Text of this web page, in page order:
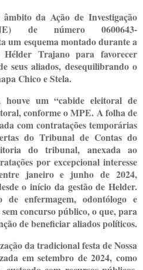
da Ação de Investigação
de número 0600643-
um esquema montado durante a
Hélder Trajano para favorecer
seus aliados, desequilibrando o
Chico e Stela.
um “cabide eleitoral de
conforme o MPE. A folha de
com contratações temporárias
do Tribunal de Contas do
do tribunal, anexada ao
por excepcional interesse
janeiro e junho de 2024,
o início da gestão de Helder.
de enfermagem, odontólogo e
concurso público, o que, para
de beneficiar aliados políticos.
da tradicional festa de Nossa
em setembro de 2024, como